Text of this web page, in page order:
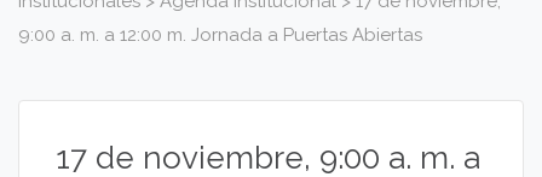
9:00 a. m. a 12:00 m. Jornada a Puertas Abiertas
17 de noviembre, 9:00 a. m. a